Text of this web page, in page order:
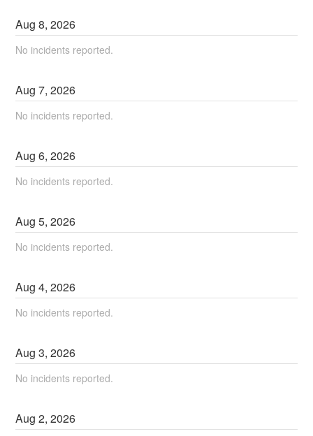
Aug8,2026
No incidents reported.
Aug7,2026
No incidents reported.
Aug6,2026
No incidents reported.
Aug5,2026
No incidents reported.
Aug4,2026
No incidents reported.
Aug3,2026
No incidents reported.
Aug2,2026